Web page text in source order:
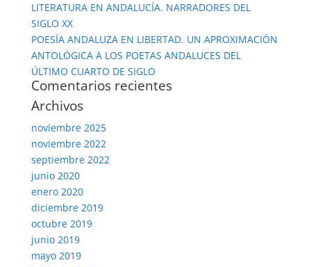
LITERATURA EN ANDALUCÍA. NARRADORES DEL
SIGLO XX
POESÍA ANDALUZA EN LIBERTAD. UN APROXIMACIÓN
ANTOLÓGICA A LOS POETAS ANDALUCES DEL
ÚLTIMO CUARTO DE SIGLO
Comentarios recientes
Archivos
noviembre 2025
noviembre 2022
septiembre 2022
junio 2020
enero 2020
diciembre 2019
octubre 2019
junio 2019
mayo 2019